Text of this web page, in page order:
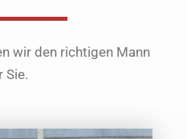
wir den richtigen Mann
Sie.